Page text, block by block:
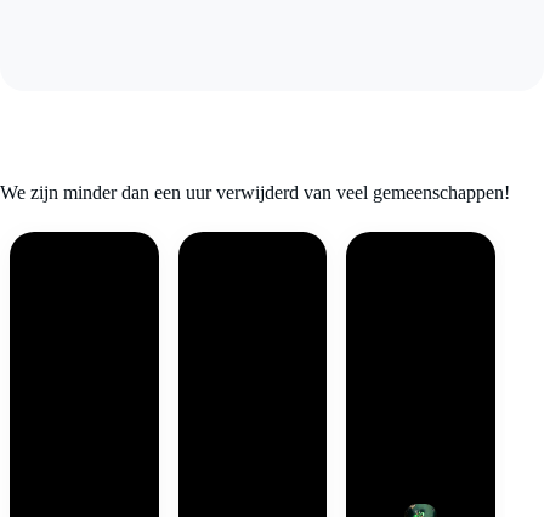
We zijn minder dan een uur verwijderd van veel gemeenschappen!